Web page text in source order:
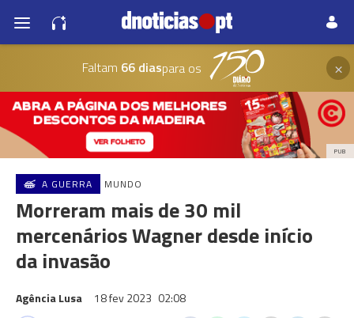
Faltam 66 diaspara os ×
PUB
A GUERRA MUNDO
Morreram mais de 30 mil
mercenários Wagner desde início
da invasão
Agência Lusa 18 fev 2023 02:08